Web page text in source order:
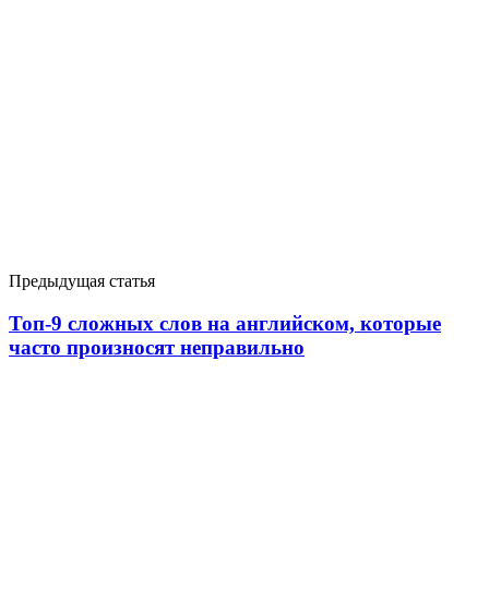
Предыдущая статья
Топ-9 сложных слов на английском, которые
часто произносят неправильно